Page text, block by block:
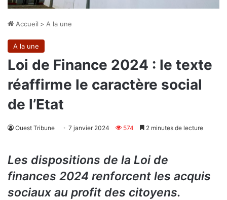
Accueil > A la une
A la une
Loi de Finance 2024 : le texte
réaffirme le caractère social
de l’Etat
Ouest Tribune 7 janvier 2024 574 2 minutes de lecture
Les dispositions de la Loi de
finances 2024 renforcent les acquis
sociaux au profit des citoyens.